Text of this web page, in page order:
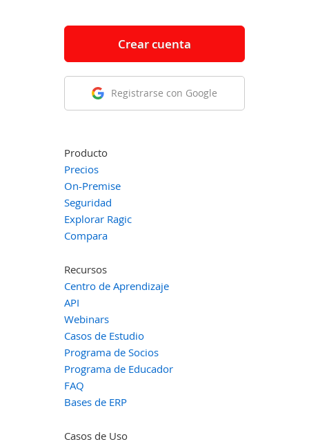
Crear cuenta
Registrarse con Google
Producto
Precios
On-Premise
Seguridad
Explorar Ragic
Compara
Recursos
Centro de Aprendizaje
API
Webinars
Casos de Estudio
Programa de Socios
Programa de Educador
FAQ
Bases de ERP
Casos de Uso